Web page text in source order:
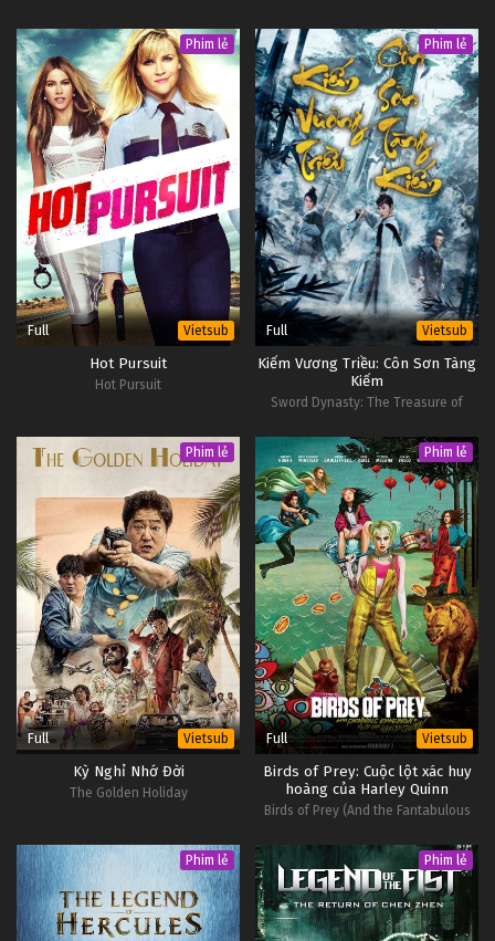
Phim lẻ
Full Vietsub
Hot Pursuit
Hot Pursuit
Phim lẻ
Full Vietsub
Kiếm Vương Triều: Côn Sơn Tàng
Kiếm
Sword Dynasty: The Treasure of
Phim lẻ
Full Vietsub
Kỳ Nghỉ Nhớ Đời
The Golden Holiday
Phim lẻ
Full Vietsub
Birds of Prey: Cuộc lột xác huy
hoàng của Harley Quinn
Birds of Prey (And the Fantabulous
Phim lẻ
Phim lẻ